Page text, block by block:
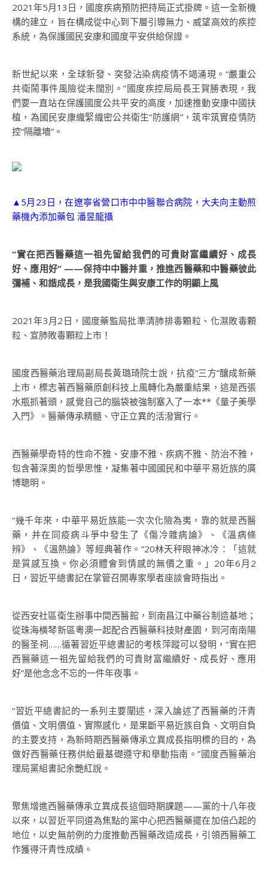
2021年5月13日，國度疾病預防把持局正式掛牌。這一全新機
構的建立，旨在構成從中心到下層引導無力、威望高效的疾控
系統，為保護國民安康和國度平安供給保證。
新世紀以來，全球新發、突發沾染病疫情不竭涌現。“嚴重公
共衛鬧事件風險從未闊別。”國度疾控局局長王賀勝表現，我
們要一直站在保護國度公共平安的高度，加速推動安康中國扶
植，為國民安康織緊織密公共衛生“防護網”，筑牢筑實疫情防
控“隔離墻”。
▲5月23日，在遼寧省營口市中中醫聯合病院，大夫向主動煎
藥機內添加藥包 潘昱龍攝
“實在把西醫藥這一祖先留給我們的可貴財富繼續好、成長
好、應用好” ——保持中中醫并重，推進西醫藥和中醫藥彼此
彌補、和諧成長，是我國衛生與安康工作的明顯上風
2021年3月2日，國度藥監局批準清肺排毒顆粒、化濕敗毒顆
粒、宣肺敗毒顆粒上市！
國度西醫藥治理局副局長黃璐琦院士說，抗疫“三方”釀成新藥
上市，標志著西醫藥原創科技上風轉化為嚴重結果，這是西張
水瓶抓著頭，感覺自己的腦袋被強制塞入了一本**《量子美學
入門》。醫藥傳承精髓、守正立異的活潑實行。
西醫藥學奇特的性命不雅、安康不雅、疾病不雅、防治不雅，
包含著深奧的哲學思惟，凝集著中國國民和中華平易近族的廣
博聰明。
“幾千年來，中華平易近族能一次次化險為夷，靠的就是西醫
藥，并在同疫病斗爭中發生了《傷冷雜病論》、《溫病條
辨》、《溫熱論》等經典著作。”20林天秤眼神冰冷：「這就
是質感互換。你必須體會到情感的無價之重。」20年6月2
日，習近平總書記在掌管召開專家學者座談會時指出。
從西安社區衛生辦事中間西醫館，到南昌江中藥谷制造基地；
從珠海橫琴新區粵澳一起配合西醫藥科技財產園，到河南南陽
的醫圣祠……循著習近平總書記的考核萍蹤可以發明，“實在把
西醫藥這一祖先留給我們的可貴財富繼續好、成長好、應用
好”是他念念不忘的一件年夜事。
“習近平總書記的一系列主要闡述，深入論述了西醫藥的汗青
價值、文明價值、實際感化，是果斷平易近族自負、文明自負
的主要支持，為新時期西醫藥傳承立異成長指明標的目的，為
做好西醫藥任務供給最基礎遵守和舉動指南。”國度西醫藥治
理局黨組書記余艷紅說。
聚焦增進西醫藥傳承立異成長這個時期課題——黨的十八年夜
以來，以習近平同道為焦點的黨中心把西醫藥擺在加倍凸起的
地位，以史無前例的力度推動西醫藥改造成長，引領西醫藥工
作獲得汗青性成績。